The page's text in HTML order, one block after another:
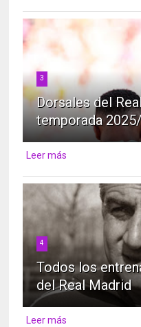
3
Dorsales del
temporada
Leer más
4
Todos los
del Real Madrid
Leer más